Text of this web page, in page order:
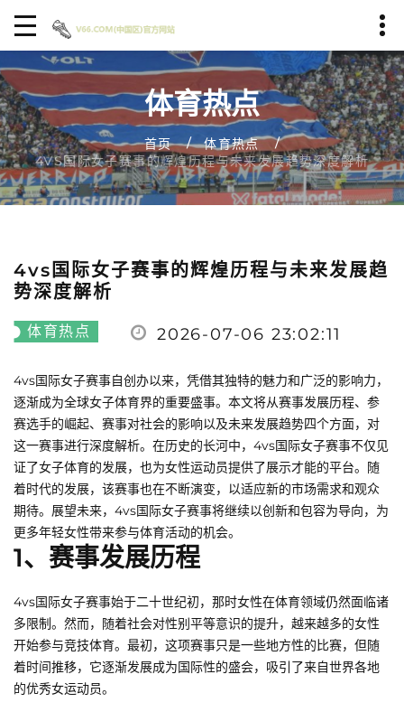
体育热点
首页
体育热点
4VS国际女子赛事的辉煌历程与未来发展趋势深度解析
4vs国际女子赛事的辉煌历程与未来发展趋
势深度解析
体育热点 2026-07-06 23:02:11
4vs国际女子赛事自创办以来，凭借其独特的魅力和广泛的影响力，
逐渐成为全球女子体育界的重要盛事。本文将从赛事发展历程、参
赛选手的崛起、赛事对社会的影响以及未来发展趋势四个方面，对
这一赛事进行深度解析。在历史的长河中，4vs国际女子赛事不仅见
证了女子体育的发展，也为女性运动员提供了展示才能的平台。随
着时代的发展，该赛事也在不断演变，以适应新的市场需求和观众
期待。展望未来，4vs国际女子赛事将继续以创新和包容为导向，为
更多年轻女性带来参与体育活动的机会。
1、赛事发展历程
4vs国际女子赛事始于二十世纪初，那时女性在体育领域仍然面临诸
多限制。然而，随着社会对性别平等意识的提升，越来越多的女性
开始参与竞技体育。最初，这项赛事只是一些地方性的比赛，但随
着时间推移，它逐渐发展成为国际性的盛会，吸引了来自世界各地
的优秀女运动员。